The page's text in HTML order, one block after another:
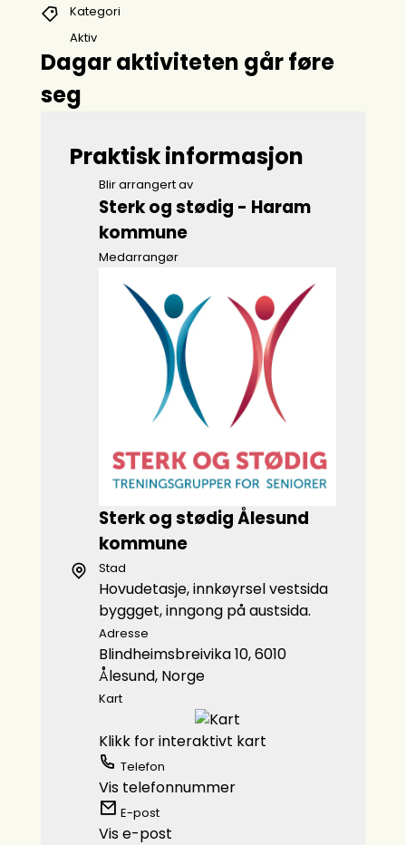
Kategori
Aktiv
Dagar aktiviteten går føre
seg
Praktisk informasjon
Blir arrangert av
Sterk og stødig - Haram
kommune
Medarrangør
Sterk og stødig Ålesund
kommune
Stad
Hovudetasje, innkøyrsel vestsida
byggget, inngong på austsida.
Adresse
Blindheimsbreivika 10, 6010
Ålesund, Norge
Kart
Klikk for interaktivt kart
Telefon
Vis telefonnummer
E-post
Vis e-post